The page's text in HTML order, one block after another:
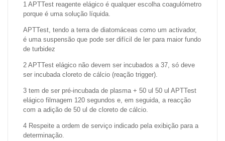
1 APTTest reagente elágico é qualquer escolha coagulómetro
porque é uma solução líquida.
APTTest, tendo a terra de diatomáceas como um activador,
é uma suspensão que pode ser difícil de ler para maior fundo
de turbidez
2 APTTest elágico não devem ser incubados a 37, só deve
ser incubada cloreto de cálcio (reação trigger).
3 tem de ser pré-incubada de plasma + 50 ul 50 ul APTTest
elágico filmagem 120 segundos e, em seguida, a reacção
com a adição de 50 ul de cloreto de cálcio.
4 Respeite a ordem de serviço indicado pela exibição para a
determinação.